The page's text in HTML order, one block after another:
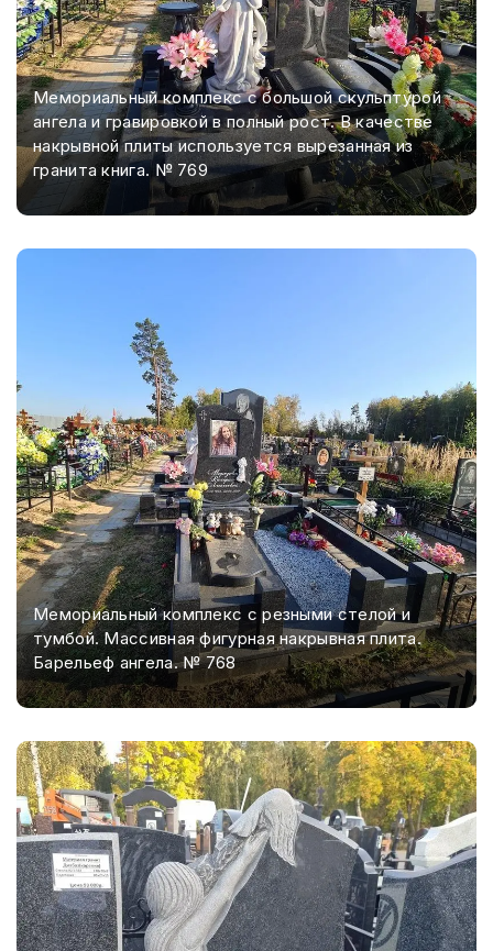
Мемориальный комплекс с большой скульптурой
ангела и гравировкой в полный рост. В качестве
накрывной плиты используется вырезанная из
гранита книга. № 769
Мемориальный комплекс с резными стелой и
тумбой. Массивная фигурная накрывная плита.
Барельеф ангела. № 768